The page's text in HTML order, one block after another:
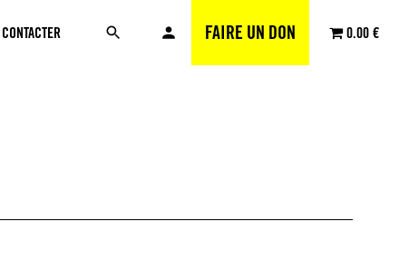
FAIRE UN DON 0.00 €